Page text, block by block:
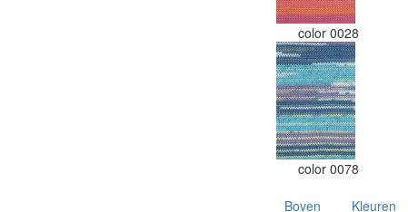
color 0028
color 0078
Boven Kleuren